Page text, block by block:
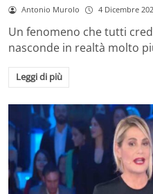
Antonio Murolo 4 Dicembre
Un fenomeno che tutti
nasconde in realtà molto
Leggi di più